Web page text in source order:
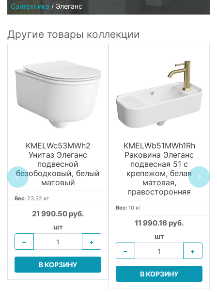
Сантехника / Элеганс
Другие товары коллекции
KMELWc53MWh2
Унитаз Элеганс
подвесной
безободковый, белый
матовый
Вес: 23.32 кг
21 990.50 руб.
шт
−
+
В КОРЗИНУ
KMELWb51MWh1Rh
Раковина Элеганс
подвесная 51 с
крепежом, белая
матовая,
правосторонняя
Вес: 10 кг
11 990.16 руб.
шт
−
+
В КОРЗИНУ